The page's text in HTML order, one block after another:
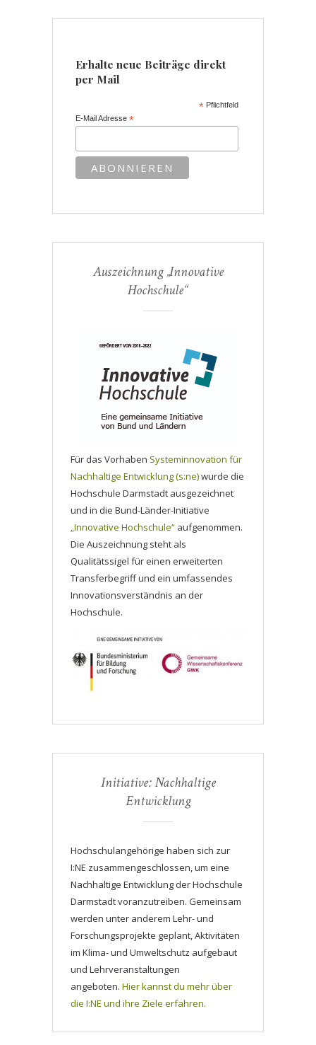
Erhalte neue Beiträge direkt
per Mail
* Pflichtfeld
E-Mail Adresse*
Auszeichnung „Innovative
Hochschule“
Für das Vorhaben Systeminnovation für
Nachhaltige Entwicklung (s:ne)wurde die
Hochschule Darmstadt ausgezeichnet
und in die Bund-Länder-Initiative
„Innovative Hochschule“ aufgenommen.
Die Auszeichnung steht als
Qualitätssigel für einen erweiterten
Transferbegriff und ein umfassendes
Innovationsverständnis an der
Hochschule.
Initiative: Nachhaltige
Entwicklung
Hochschulangehörige haben sich zur
I:NE zusammengeschlossen, um eine
Nachhaltige Entwicklung der Hochschule
Darmstadt voranzutreiben. Gemeinsam
werden unter anderem Lehr- und
Forschungsprojekte geplant, Aktivitäten
im Klima- und Umweltschutz aufgebaut
und Lehrveranstaltungen
angeboten. Hier kannst du mehr über
die I:NE und ihre Ziele erfahren.